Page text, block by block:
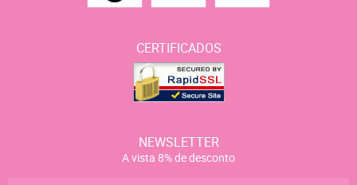
CERTIFICADOS
NEWSLETTER
A vista 8% de desconto